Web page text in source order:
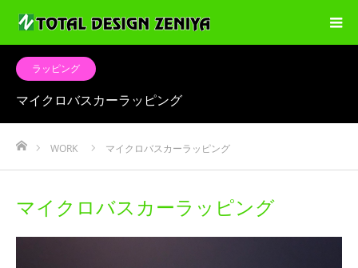
ラッピング
マイクロバスカーラッピング
ホーム
WORK マイクロバスカーラッピング
マイクロバスカーラッピング